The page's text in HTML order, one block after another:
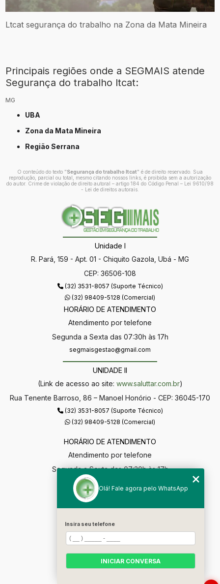
Ltcat segurança do trabalho na Zona da Mata Mineira
Principais regiões onde a SEGMAIS atende
Segurança do trabalho ltcat:
MG
UBA
Zona da Mata Mineira
Região Serrana
O conteúdo do texto "Segurança do trabalho ltcat" é de direito reservado. Sua
reprodução, parcial ou total, mesmo citando nossos links, é proibida sem a autorização
do autor. Crime de violação de direito autoral – artigo 184 do Código Penal –
Lei 9610/98
- Lei de direitos autorais
Unidade I
R. Pará, 159 - Apt. 01 - Chiquito Gazola, Ubá - MG
CEP: 36506-108
(32) 3531-8057 (Suporte Técnico)
(32) 98409-5128 (Comercial)
HORÁRIO DE ATENDIMENTO
Atendimento por telefone
Segunda a Sexta das 07:30h às 17h
segmaisgestao@gmail.com
UNIDADE II
(Link de acesso ao site: www.saluttar.com.br)
Rua Tenente Barroso, 86 – Manoel Honório - CEP: 36045-170
(32) 3531-8057 (Suporte Técnico)
(32) 98409-5128 (Comercial)
HORÁRIO DE ATENDIMENTO
Atendimento por telefone
Segunda a Sexta das 07:30h às 17h
segmaisgestao@gmail.com
Empresa
Contato
Olá! Fale agora pelo WhatsApp
Insira seu telefone
INICIAR CONVERSA